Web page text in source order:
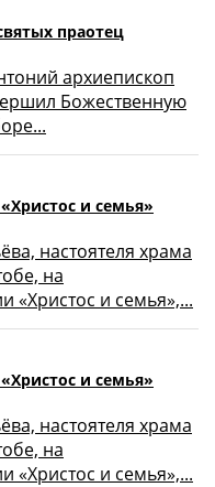
праотец
архиепископ
Божественную
и семья»
настоятеля храма
на
«Христос и семья»,...
и семья»
настоятеля храма
на
«Христос и семья»,...